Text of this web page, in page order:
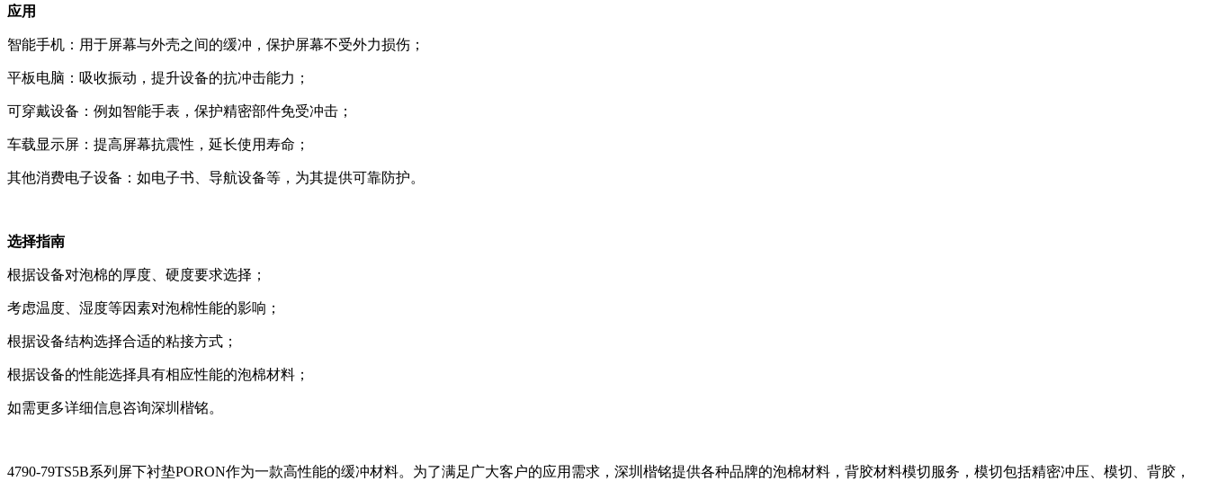
应用
智能手机：用于屏幕与外壳之间的缓冲，保护屏幕不受外力损伤；
平板电脑：吸收振动，提升设备的抗冲击能力；
可穿戴设备：例如智能手表，保护精密部件免受冲击；
车载显示屏：提高屏幕抗震性，延长使用寿命；
其他消费电子设备：如电子书、导航设备等，为其提供可靠防护。
选择指南
根据设备对泡棉的厚度、硬度要求选择；
考虑温度、湿度等因素对泡棉性能的影响；
根据设备结构选择合适的粘接方式；
根据设备的性能选择具有相应性能的泡棉材料；
如需更多详细信息咨询深圳楷铭。
4790-79TS5B系列屏下衬垫PORON作为一款高性能的缓冲材料。为了满足广大客户的应用需求，深圳楷铭提供各种品牌的泡棉材料，背胶材料模切服务，模切包括精密冲压、模切、背胶，